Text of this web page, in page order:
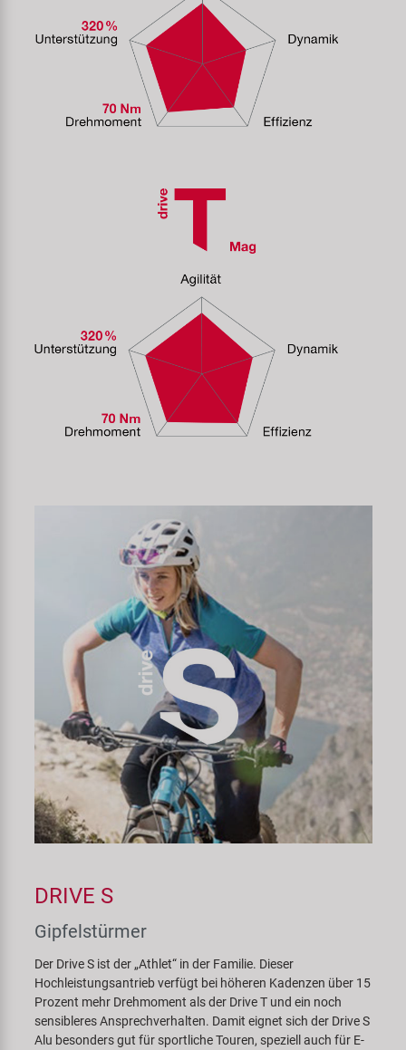
DRIVE S
Gipfelstürmer
Der Drive S ist der „Athlet“ in der Familie. Dieser
Hochleistungsantrieb verfügt bei höheren Kadenzen über 15
Prozent mehr Drehmoment als der Drive T und ein noch
sensibleres Ansprechverhalten. Damit eignet sich der Drive S
Alu besonders gut für sportliche Touren, speziell auch für E-